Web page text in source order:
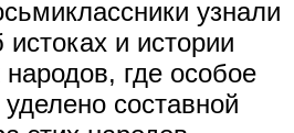
узнали
истоках и истории
где особое
составной